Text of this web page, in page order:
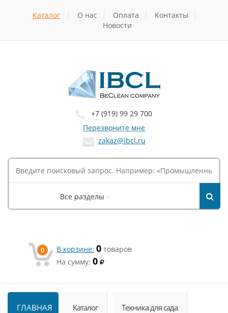
Каталог О нас Оплата
Контакты
Новости
+7 (919) 99 29 700
Перезвоните мне
zakaz@ibcl.ru
Все разделы
0 В корзине: 0 товаров
На сумму: 0
ГЛАВНАЯ Каталог Техника для сада